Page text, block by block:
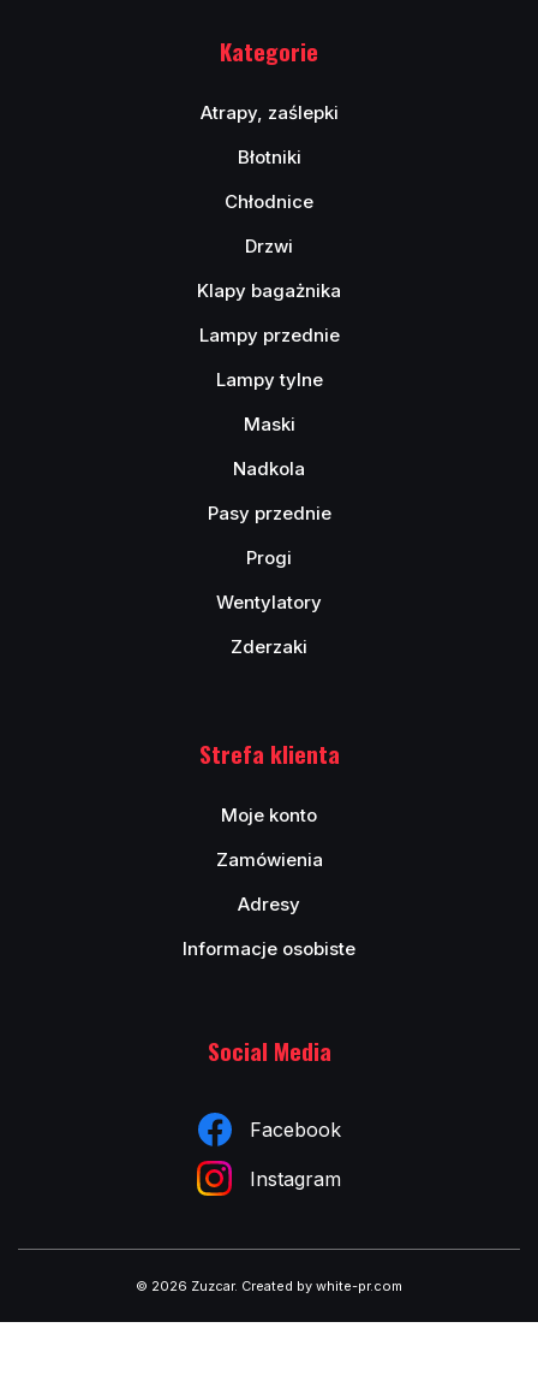
Kategorie
Atrapy, zaślepki
Błotniki
Chłodnice
Drzwi
Klapy bagażnika
Lampy przednie
Lampy tylne
Maski
Nadkola
Pasy przednie
Progi
Wentylatory
Zderzaki
Strefa klienta
Moje konto
Zamówienia
Adresy
Informacje osobiste
Social Media
Facebook
Instagram
© 2026 Zuzcar. Created by white-pr.com